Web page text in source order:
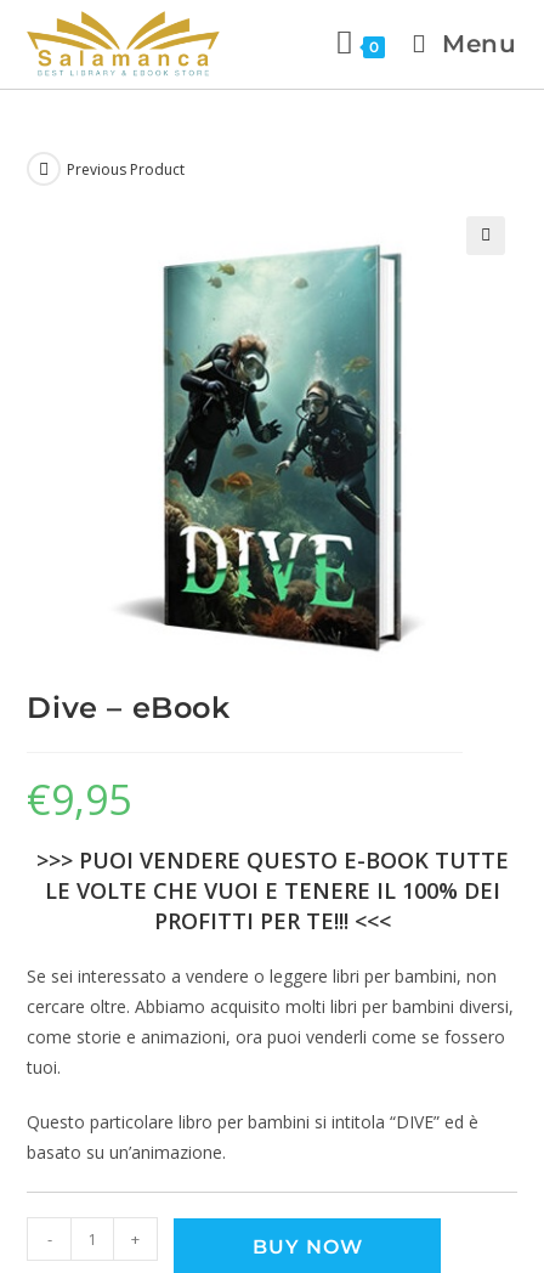
0 Menu
Previous Product
Dive – eBook
€9,95
>>> PUOI VENDERE QUESTO E-BOOK TUTTE
LE VOLTE CHE VUOI E TENERE IL 100% DEI
PROFITTI PER TE!!! <<<
Se sei interessato a vendere o leggere libri per bambini, non
cercare oltre. Abbiamo acquisito molti libri per bambini diversi,
come storie e animazioni, ora puoi venderli come se fossero
tuoi.
Questo particolare libro per bambini si intitola “DIVE” ed è
basato su un’animazione.
- + BUY NOW